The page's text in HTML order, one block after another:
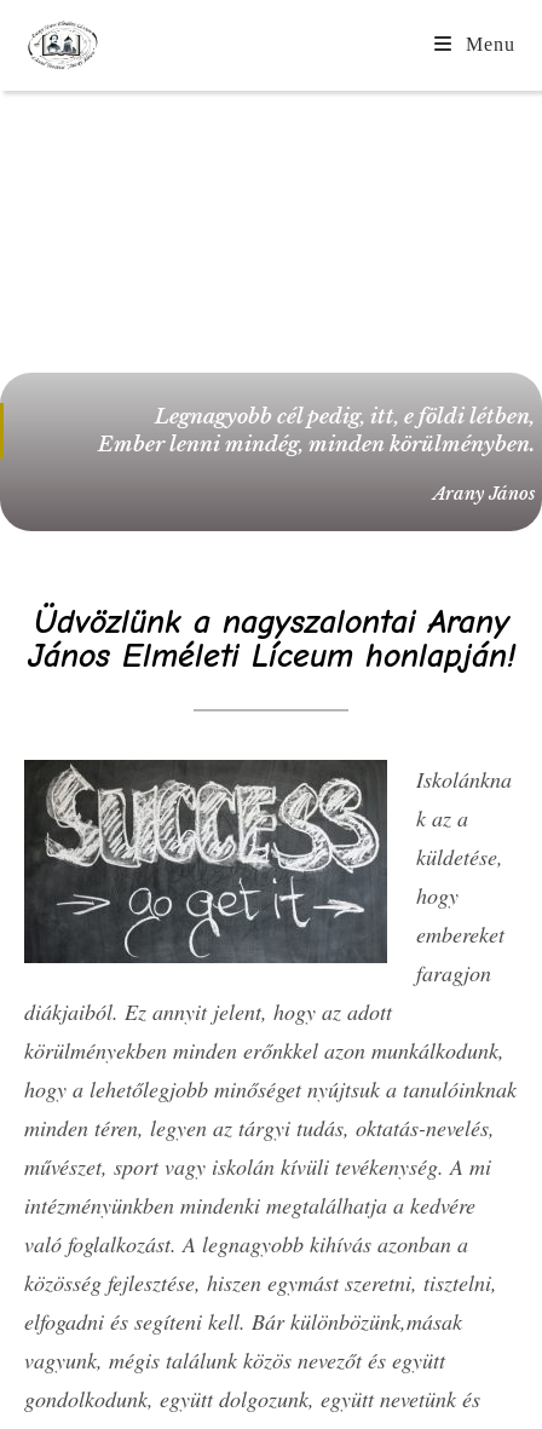
Menu
Legnagyobb cél pedig, itt, e földi létben,
Ember lenni mindég, minden körülményben.
Arany János
Üdvözlünk a nagyszalontai Arany
János Elméleti Líceum honlapján!
Iskolánkna
k az a
küldetése,
hogy
embereket
faragjon
diákjaiból. Ez annyit jelent, hogy az adott
körülményekben minden erőnkkel azon munkálkodunk,
hogy a lehetőlegjobb minőséget nyújtsuk a tanulóinknak
minden téren, legyen az tárgyi tudás, oktatás-nevelés,
művészet, sport vagy iskolán kívüli tevékenység. A mi
intézményünkben mindenki megtalálhatja a kedvére
való foglalkozást. A legnagyobb kihívás azonban a
közösség fejlesztése, hiszen egymást szeretni, tisztelni,
elfogadni és segíteni kell. Bár különbözünk,másak
vagyunk, mégis találunk közös nevezőt és együtt
gondolkodunk, együtt dolgozunk, együtt nevetünk és